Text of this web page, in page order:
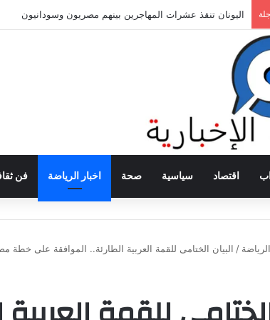
اليونان تنقذ عشرات المهاجرين بينهم مصريون وسودانيون
اقتصاد سياسية صحة اخبار الرياضة فن
/ البيان الختامى للقمة العربية الطارئة.. الموافقة على خطة